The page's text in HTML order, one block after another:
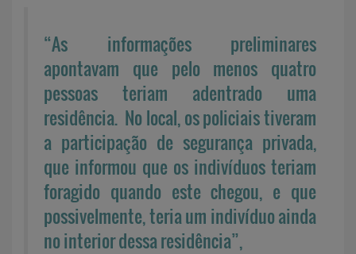
“As informações preliminares
apontavam que pelo menos quatro
pessoas teriam adentrado uma
residência. No local, os policiais tiveram
a participação de segurança privada,
que informou que os indivíduos teriam
foragido quando este chegou, e que
possivelmente, teria um indivíduo ainda
no interior dessa residência”,